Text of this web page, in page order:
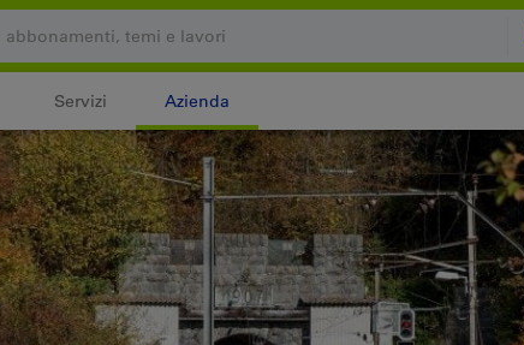
Servizi Azienda
Il carrello è vuoto
Login